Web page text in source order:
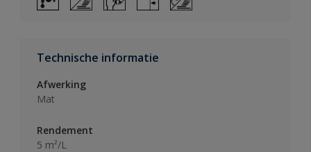
Technische informatie
Afwerking
Mat
Rendement
5 m²/L